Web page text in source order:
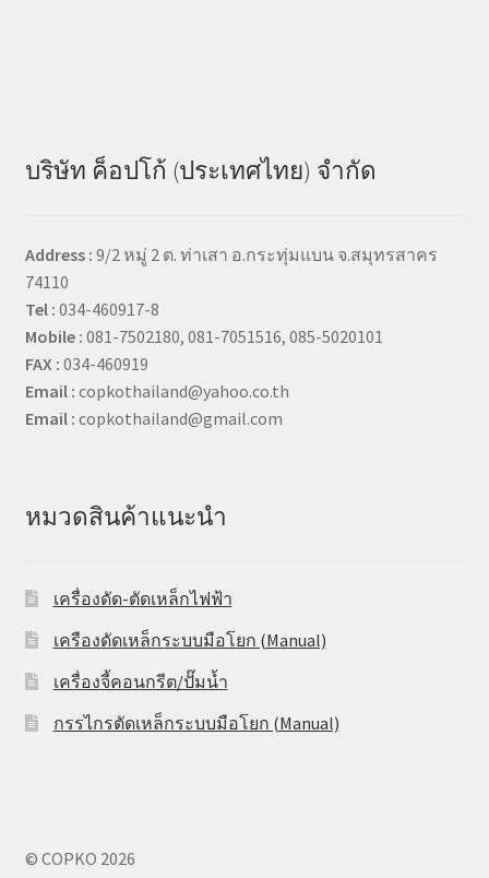
บริษัท ค็อปโก้ (ประเทศไทย) จำกัด
Address : 9/2 หมู่ 2 ต. ท่าเสา อ.กระทุ่มแบน จ.สมุทรสาคร
74110
Tel : 034-460917-8
Mobile : 081-7502180, 081-7051516, 085-5020101
FAX : 034-460919
Email : copkothailand@yahoo.co.th
Email : copkothailand@gmail.com
หมวดสินค้าแนะนำ
เครื่องดัด-ตัดเหล็กไฟฟ้า
เครืองดัดเหล็กระบบมือโยก (Manual)
เครื่องจี้คอนกรีต/ปั๊มน้ำ
กรรไกรตัดเหล็กระบบมือโยก (Manual)
© COPKO 2026